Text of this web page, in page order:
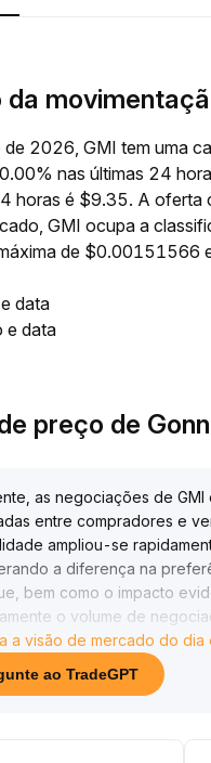
da
de 2026, GMI tem uma
nas últimas 24
horas é $9.35. A
GMI ocupa a
de $0.00151566
data
e data
preço de
as negociações de
entre compradores e
ampliou-se
a diferença na
bem como o impacto
o volume de
impulsivas.
o preço ultrapasse
superior e inferior podem
a visão de mercado do dia
ao TradeGPT